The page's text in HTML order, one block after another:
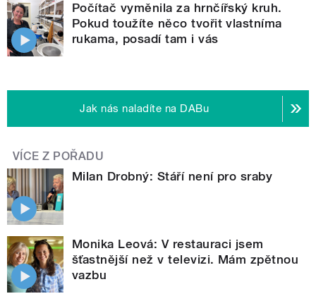
Počítač vyměnila za hrnčířský kruh.
Pokud toužíte něco tvořit vlastníma
rukama, posadí tam i vás
Jak nás naladíte na DABu
VÍCE Z POŘADU
Milan Drobný: Stáří není pro sraby
Monika Leová: V restauraci jsem
šťastnější než v televizi. Mám zpětnou
vazbu